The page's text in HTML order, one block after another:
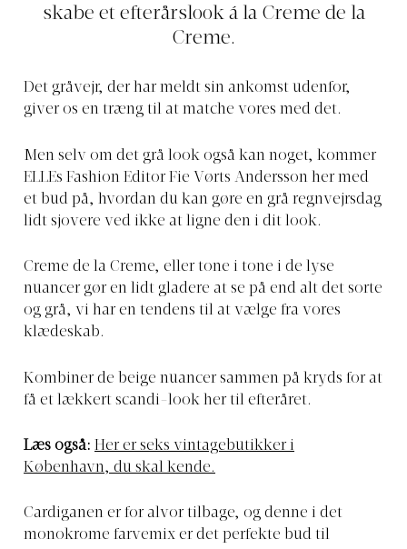
skabe et efterårslook á la Creme de la
Creme.
Det gråvejr, der har meldt sin ankomst udenfor,
giver os en træng til at matche vores med det.
Men selv om det grå look også kan noget, kommer
ELLEs Fashion Editor Fie Vørts Andersson her med
et bud på, hvordan du kan gøre en grå regnvejrsdag
lidt sjovere ved ikke at ligne den i dit look.
Creme de la Creme, eller tone i tone i de lyse
nuancer gør en lidt gladere at se på end alt det sorte
og grå, vi har en tendens til at vælge fra vores
klædeskab.
Kombiner de beige nuancer sammen på kryds for at
få et lækkert scandi-look her til efteråret.
Læs også: Her er seks vintagebutikker i
København, du skal kende.
Cardiganen er for alvor tilbage, og denne i det
monokrome farvemix er det perfekte bud til